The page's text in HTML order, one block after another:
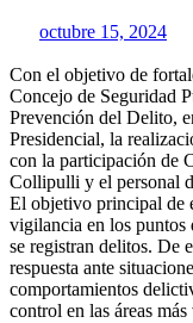
octubre 15, 2024
Con el objetivo de
Concejo de Seguridad
Prevención del Delito,
Presidencial, la
con la participación de
Collipulli y el personal
El objetivo principal de
vigilancia en los puntos
se registran delitos. De
respuesta ante
comportamientos
control en las áreas